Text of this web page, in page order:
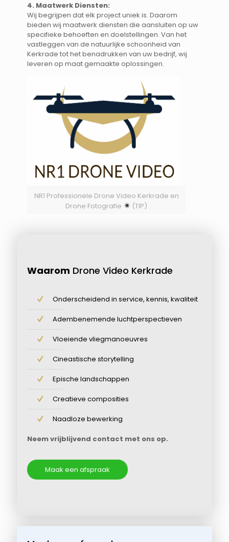
4. Maatwerk Diensten:
Wij begrijpen dat elk project uniek is. Daarom
bieden wij maatwerk diensten die aansluiten op uw
specifieke behoeften en doelstellingen. Van het
vastleggen van de natuurlijke schoonheid van
Kerkrade tot het benadrukken van uw bedrijf, wij
leveren op maat gemaakte oplossingen.
NR1 Professionele Drone Video Kerkrade en
Drone Fotografie
(TIP)
Waarom Drone Video Kerkrade
Onderscheidend in service, kennis, kwaliteit
Adembenemende luchtperspectieven
Vloeiende vliegmanoeuvres
Cineastische storytelling
Epische landschappen
Creatieve composities
Naadloze bewerking
Neem vrijblijvend contact met ons op.
Maak een afspraak